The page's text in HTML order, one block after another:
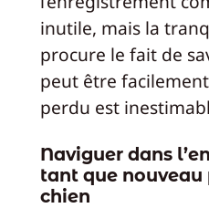
inutile, mais la
procure le fait de
peut être
perdu est
Naviguer dans
tant que
chien